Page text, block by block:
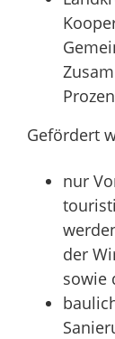
Gefördert
nur
der
sowie